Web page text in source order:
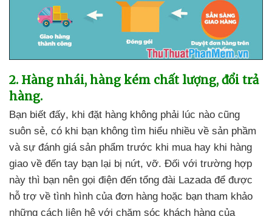
2. Hàng nhái, hàng kém chất lượng, đổi trả
hàng.
Bạn biết đấy, khi đặt hàng không phải lúc nào cũng
suôn sẻ, có khi bạn không tìm hiểu nhiều về sản phầm
và sự đánh giá sản phẩm trước khi mua hay khi hàng
giao về đến tay bạn lại bị nứt, vỡ. Đối với trường hợp
này thì bạn nên gọi điện đến tổng đài Lazada để được
hỗ trợ về tình hình của đơn hàng hoặc bạn tham khảo
những cách liên hệ với chăm sóc khách hàng của